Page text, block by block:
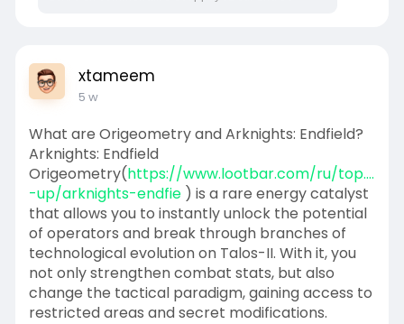
xtameem
5 w
What are Origeometry and Arknights: Endfield?
Arknights: Endfield
Origeometry(https://www.lootbar.com/ru/top....
-up/arknights-endfie) is a rare energy catalyst
that allows you to instantly unlock the potential
of operators and break through branches of
technological evolution on Talos-II. With it, you
not only strengthen combat stats, but also
change the tactical paradigm, gaining access to
restricted areas and secret modifications.